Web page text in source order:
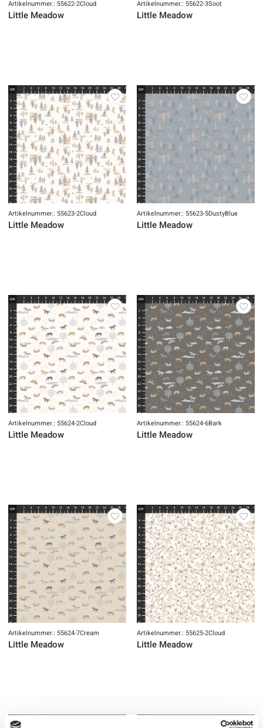
Artikelnummer.: 55622-2Cloud
Little Meadow
Artikelnummer.: 55622-3Soot
Little Meadow
Artikelnummer.: 55623-2Cloud
Little Meadow
Artikelnummer.: 55623-5DustyBlue
Little Meadow
Artikelnummer.: 55624-2Cloud
Little Meadow
Artikelnummer.: 55624-6Bark
Little Meadow
Artikelnummer.: 55624-7Cream
Little Meadow
Artikelnummer.: 55625-2Cloud
Little Meadow